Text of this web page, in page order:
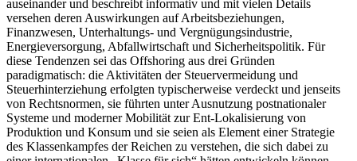
auseinander und beschreibt informativ und mit vielen Details
versehen deren Auswirkungen auf Arbeitsbeziehungen,
Finanzwesen, Unterhaltungs‑ und Vergnügungsindustrie,
Energieversorgung, Abfallwirtschaft und Sicherheitspolitik. Für
diese Tendenzen sei das Offshoring aus drei Gründen
paradigmatisch: die Aktivitäten der Steuervermeidung und
Steuerhinterziehung erfolgten typischerweise verdeckt und jenseits
von Rechtsnormen, sie führten unter Ausnutzung postnationaler
Systeme und moderner Mobilität zur Ent‑Lokalisierung von
Produktion und Konsum und sie seien als Element einer Strategie
des Klassenkampfes der Reichen zu verstehen, die sich dabei zu